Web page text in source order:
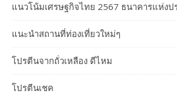
แนวโน้มเศรษฐกิจไทย 2567 ธนาคารแห่งป
แนะนำสถานที่ท่องเที่ยวใหม่ๆ
โปรตีนจากถั่วเหลือง ดีไหม
โปรตีนเชค